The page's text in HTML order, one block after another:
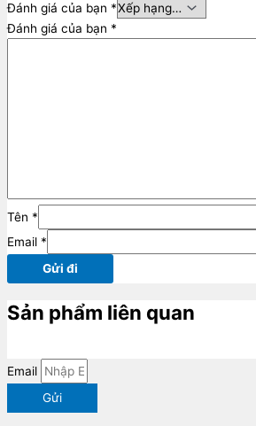
Đánh giá của bạn *
Đánh giá của bạn *
Tên *
Email *
Sản phẩm liên quan
Email
Gửi